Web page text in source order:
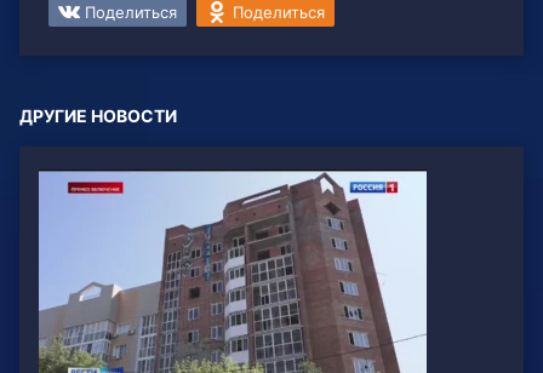
Поделиться Поделиться
ДРУГИЕ НОВОСТИ